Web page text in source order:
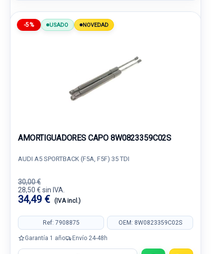
-5% USADO NOVEDAD
AMORTIGUADORES CAPO 8W0823359C02S
AUDI A5 SPORTBACK (F5A, F5F) 35 TDI
30,00 €
28,50 € sin IVA.
34,49 € (IVA incl.)
Ref: 7908875 OEM: 8W0823359C02S
Garantía 1 año Envío 24-48h